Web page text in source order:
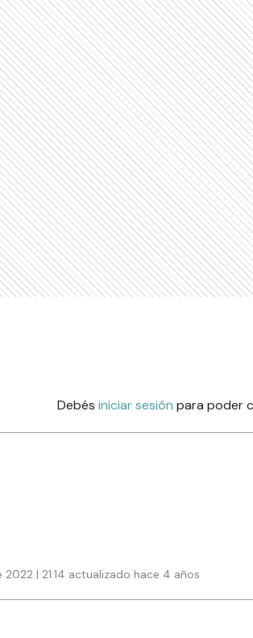
Debés iniciar sesión para poder
| 21:14 actualizado hace 4 años